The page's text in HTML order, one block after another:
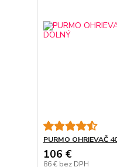
PURMO OHRIEVAČ
106 €
86 € bez DPH